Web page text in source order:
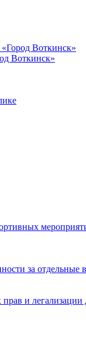
Воткинск»
Воткинск»
за
и легализации